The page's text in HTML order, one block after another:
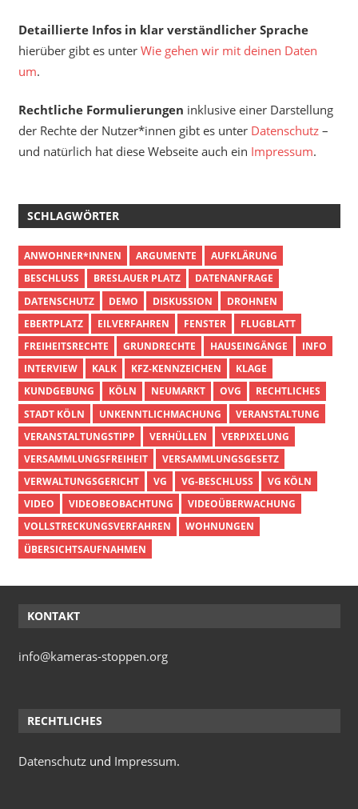
Detaillierte Infos in klar verständlicher Sprache
hierüber gibt es unter Wie gehen wir mit deinen Daten
um.
Rechtliche Formulierungen inklusive einer Darstellung
der Rechte der Nutzer*innen gibt es unter Datenschutz–
und natürlich hat diese Webseite auch ein Impressum.
SCHLAGWÖRTER
ANWOHNER*INNEN ARGUMENTE
AUFKLÄRUNG
BESCHLUSS
BRESLAUER PLATZ
DATENANFRAGE
DATENSCHUTZ
DEMO DISKUSSION
DROHNEN
EBERTPLATZ
EILVERFAHREN FENSTER
FLUGBLATT
FREIHEITSRECHTE
GRUNDRECHTE HAUSEINGÄNGE
INFO
INTERVIEW
KALK KFZ-KENNZEICHEN
KLAGE
KUNDGEBUNG
KÖLN NEUMARKT OVG
RECHTLICHES
STADT KÖLN
UNKENNTLICHMACHUNG
VERANSTALTUNG
VERANSTALTUNGSTIPP
VERHÜLLEN
VERPIXELUNG
VERSAMMLUNGSFREIHEIT
VERSAMMLUNGSGESETZ
VERWALTUNGSGERICHT
VG VG-BESCHLUSS
VG KÖLN
VIDEO
VIDEOBEOBACHTUNG
VIDEOÜBERWACHUNG
VOLLSTRECKUNGSVERFAHREN
WOHNUNGEN
ÜBERSICHTSAUFNAHMEN
KONTAKT
info@kameras-stoppen.org
RECHTLICHES
Datenschutzund Impressum.